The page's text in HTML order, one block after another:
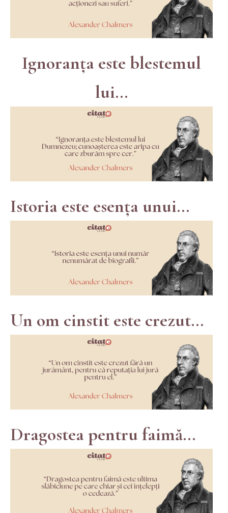
Ignoranța este blestemul
lui...
Istoria este esența unui...
Un om cinstit este crezut...
Dragostea pentru faimă...